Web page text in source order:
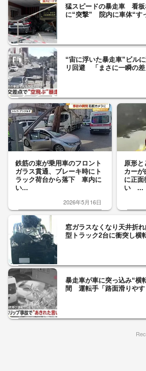
猛スピードの暴走車 看板
に“突撃” 院内に車体“す
“宙に浮いた暴走車”ビル
リ回避 「まさに一瞬の差
鉄筋の束が乗用車のフロント
ガラス貫通、ブレーキ時にト
ラック荷台から落下 車内に
い...
2026年5月16日
原形
カーが
に正面
い ...
窓ガラスなくなり天井折
型トラック2台に衝突し
暴走車が車に突っ込み“横
間 運転手「路面滑りやす